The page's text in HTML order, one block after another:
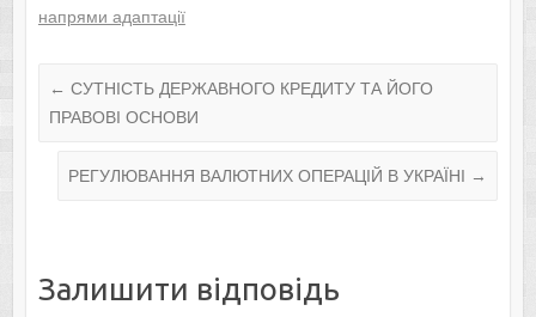
напрями адаптації
← СУТНІСТЬ ДЕРЖАВНОГО КРЕДИТУ ТА ЙОГО
ПРАВОВІ ОСНОВИ
РЕГУЛЮВАННЯ ВАЛЮТНИХ ОПЕРАЦІЙ В УКРАЇНІ →
Залишити відповідь